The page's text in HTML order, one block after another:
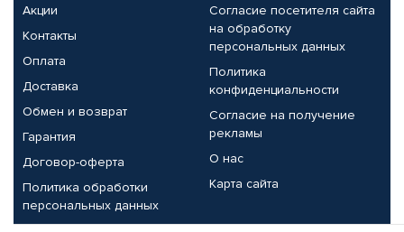
Акции
Контакты
Оплата
Доставка
Обмен и возврат
Гарантия
Договор-оферта
Политика обработки
персональных данных
Согласие посетителя сайта
на обработку
персональных данных
Политика
конфиденциальности
Согласие на получение
рекламы
О нас
Карта сайта